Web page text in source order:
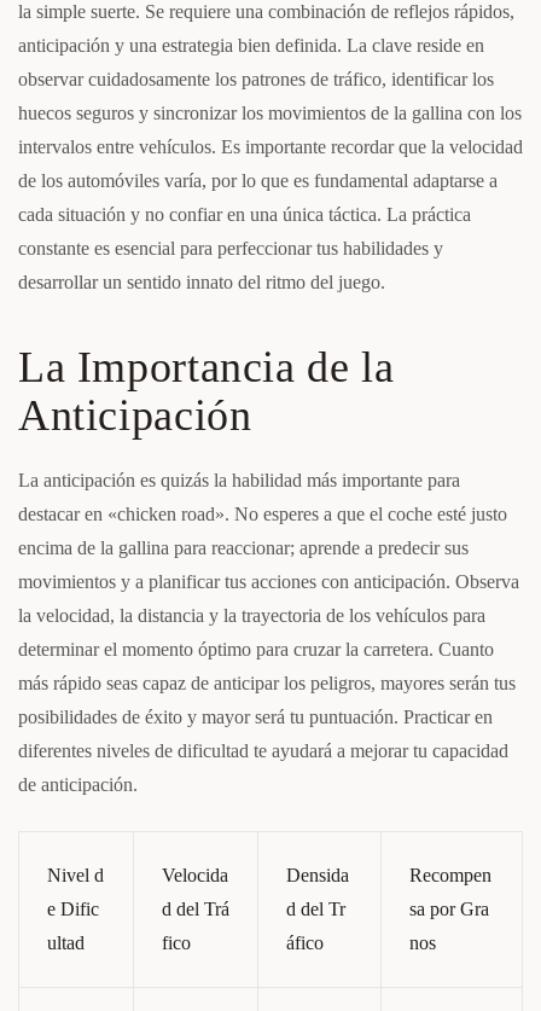
la simple suerte. Se requiere una combinación de reflejos rápidos,
anticipación y una estrategia bien definida. La clave reside en
observar cuidadosamente los patrones de tráfico, identificar los
huecos seguros y sincronizar los movimientos de la gallina con los
intervalos entre vehículos. Es importante recordar que la velocidad
de los automóviles varía, por lo que es fundamental adaptarse a
cada situación y no confiar en una única táctica. La práctica
constante es esencial para perfeccionar tus habilidades y
desarrollar un sentido innato del ritmo del juego.
La Importancia de la
Anticipación
La anticipación es quizás la habilidad más importante para
destacar en «chicken road». No esperes a que el coche esté justo
encima de la gallina para reaccionar; aprende a predecir sus
movimientos y a planificar tus acciones con anticipación. Observa
la velocidad, la distancia y la trayectoria de los vehículos para
determinar el momento óptimo para cruzar la carretera. Cuanto
más rápido seas capaz de anticipar los peligros, mayores serán tus
posibilidades de éxito y mayor será tu puntuación. Practicar en
diferentes niveles de dificultad te ayudará a mejorar tu capacidad
de anticipación.
Nivel d
e Dific
ultad
Velocida
d del Trá
fico
Densida
d del Tr
áfico
Recompen
sa por Gra
nos